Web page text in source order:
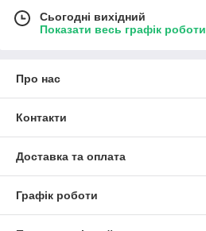
Сьогодні вихідний
Показати весь графік роботи
Про нас
Контакти
Доставка та оплата
Графік роботи